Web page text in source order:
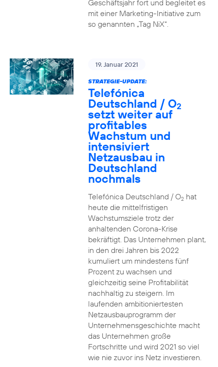
Geschäftsjahr fort und begleitet es
mit einer Marketing-Initiative zum
so genannten „Tag NiX“.
19. Januar 2021
STRATEGIE-UPDATE:
Telefónica
Deutschland / O2
setzt weiter auf
profitables
Wachstum und
intensiviert
Netzausbau in
Deutschland
nochmals
Telefónica Deutschland / O2hat
heute die mittelfristigen
Wachstumsziele trotz der
anhaltenden Corona-Krise
bekräftigt. Das Unternehmen plant,
in den drei Jahren bis 2022
kumuliert um mindestens fünf
Prozent zu wachsen und
gleichzeitig seine Profitabilität
nachhaltig zu steigern. Im
laufenden ambitioniertesten
Netzausbauprogramm der
Unternehmensgeschichte macht
das Unternehmen große
Fortschritte und wird 2021 so viel
wie nie zuvor ins Netz investieren.